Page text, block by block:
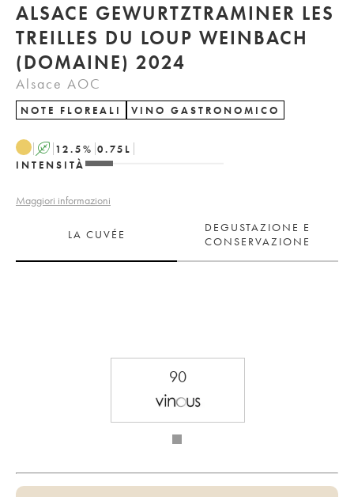
ALSACE GEWURTZTRAMINER LES
TREILLES DU LOUP WEINBACH
(DOMAINE) 2024
Alsace AOC
NOTE FLOREALI VINO GASTRONOMICO
A 12.5% 0.75 L
INTENSITÀ
Maggiori informazioni
LA CUVÉE
DEGUSTAZIONE E
CONSERVAZIONE
90